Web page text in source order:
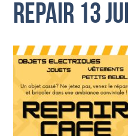
QUI SOMMES-NOUS ?
LE CONSEIL
LES SALARIÉS
OÙ NOUS TROUVER
BOURSE
FAMILLE
REPAIR 13